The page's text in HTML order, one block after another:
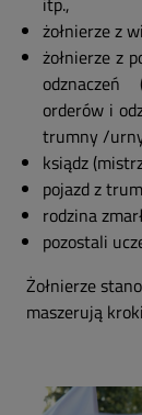
żołnierze z
żołnierze z
orderów i
trumny /
ksiądz
pojazd z
rodzina
pozostali
Żołnierze
maszerują